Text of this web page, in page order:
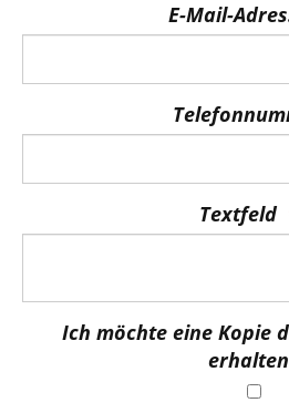
E-Mail-
Textfeld
Ich möchte eine Kopie
erhalten